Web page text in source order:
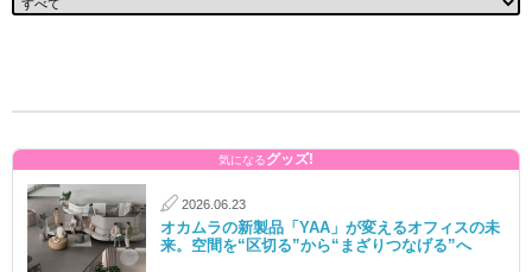
気になるグッズ!
2026.06.23
オカムラの新製品「YAA」が変えるオフィスの未
来。空間を“区切る”から“まざりつなげる”へ